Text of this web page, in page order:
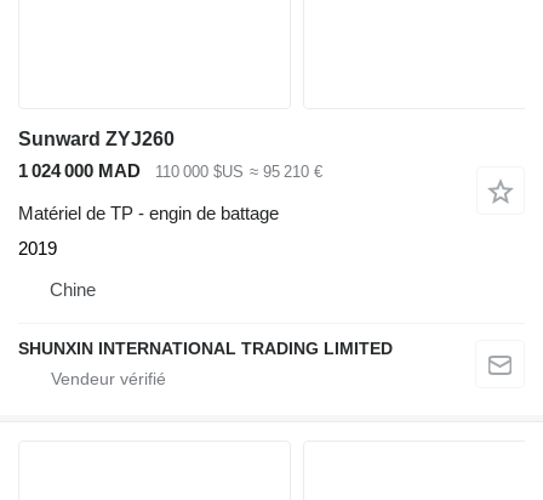
Sunward ZYJ260
1 024 000 MAD
110 000 $US ≈ 95 210 €
Matériel de TP - engin de battage
2019
Chine
SHUNXIN INTERNATIONAL TRADING LIMITED